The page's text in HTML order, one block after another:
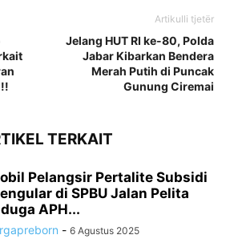
Artikulli tjetër
Jelang HUT RI ke-80, Polda
Jabar Kibarkan Bendera
Merah Putih di Puncak
Gunung Ciremai
TERKAIT
Pelangsir Pertalite Subsidi
di SPBU Jalan Pelita
APH...
- 6 Agustus 2025